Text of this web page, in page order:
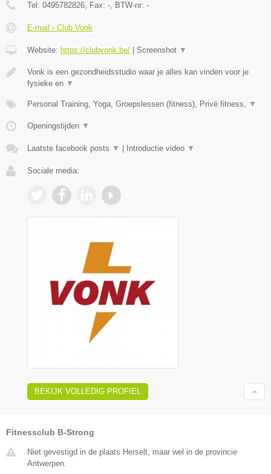
Tel: 0495782826, Fax: -, BTW-nr: -
E-mail › Club Vonk
Website: https://clubvonk.be/ Screenshot ▼
Vonk is een gezondheidsstudio waar je alles kan vinden voor je
fysieke en ▼
Personal Training, Yoga, Groepslessen (fitness), Privé fitness, ▼
Openingstijden ▼
Laatste facebook posts ▼ Introductie video ▼
Sociale media:
BEKIJK VOLLEDIG PROFIEL
Fitnessclub B-Strong
Niet gevestigd in de plaats Herselt, maar wel in de provincie
Antwerpen.